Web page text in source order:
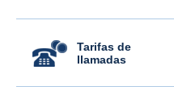
Tarifas de
llamadas